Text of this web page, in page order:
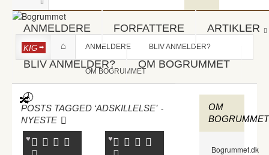
ANMELDERE FORFATTERE ARTIKLER
BLIV ANMELDER? OM BOGRUMMET
KIG ANMELDERE BLIV ANMELDER?
OM BOGRUMMET
POSTS TAGGED ‘ADSKILLELSE’ -
NYESTE
OM
BOGRUMMET
Bogrummet.dk